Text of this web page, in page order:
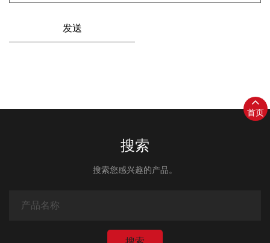
首页
搜索
搜索您感兴趣的产品。